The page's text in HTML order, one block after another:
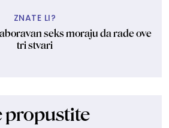
ZNATE LI?
seks moraju da rade ove
tri stvari
propustite